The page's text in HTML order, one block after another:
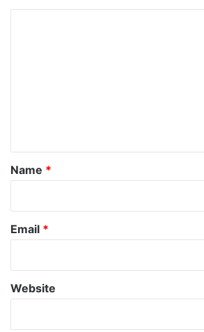
*
Name *
Email *
Website